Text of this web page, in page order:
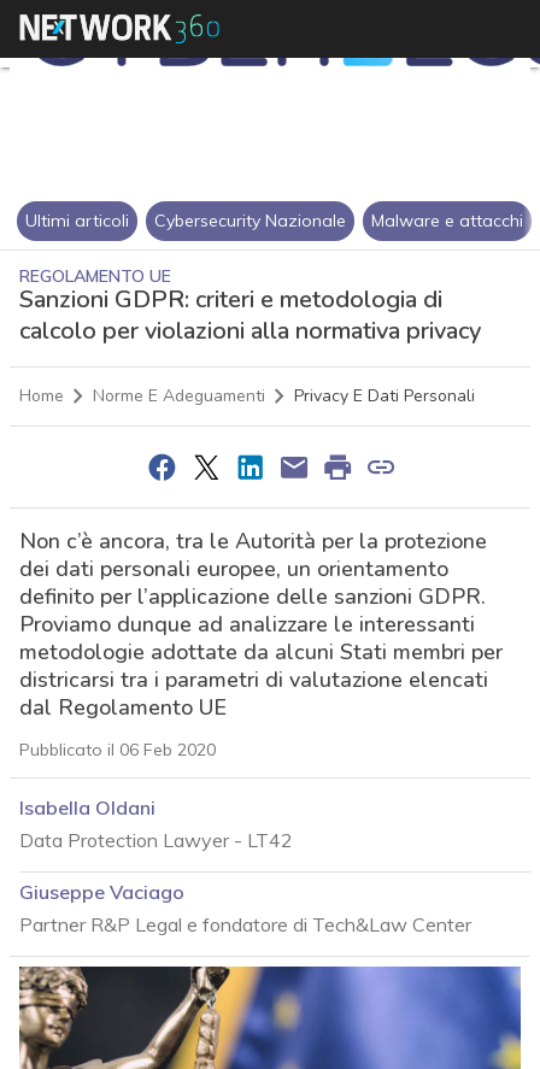
Ultimi articoli Cybersecurity Nazionale Malware e attacchi
REGOLAMENTO UE
Sanzioni GDPR: criteri e metodologia di
calcolo per violazioni alla normativa privacy
Home Norme E Adeguamenti Privacy E Dati Personali
Non c’è ancora, tra le Autorità per la protezione
dei dati personali europee, un orientamento
definito per l’applicazione delle sanzioni GDPR.
Proviamo dunque ad analizzare le interessanti
metodologie adottate da alcuni Stati membri per
districarsi tra i parametri di valutazione elencati
dal Regolamento UE
Pubblicato il 06 Feb 2020
Isabella Oldani
Data Protection Lawyer - LT42
Giuseppe Vaciago
Partner R&P Legal e fondatore di Tech&Law Center